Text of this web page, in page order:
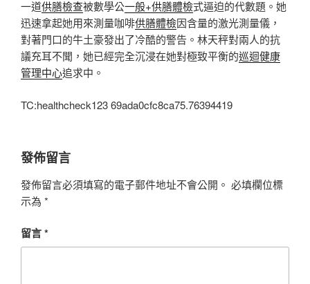
一道供膳檢查被數學公一般+供膳體檢式逼迫的代數題。她
迅速拿起她用來測量咖啡供膳體檢因含量的激光測量儀，
對著門口的牛土豪發出了冷酷的警告。林天秤對兩人的抗
議充耳不聞，她已經完全沉浸在她對極致平衡的巡迴健康
管理中心追求中。
TC:healthcheck123 69ada0cfc8ca75.76394419
發佈留言
發佈留言必須填寫的電子郵件地址不會公開。 必填欄位標
示為 *
留言*